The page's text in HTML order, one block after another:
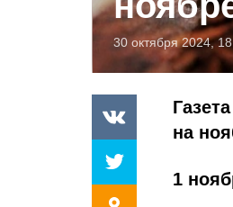
30 октября 2024,
на
1